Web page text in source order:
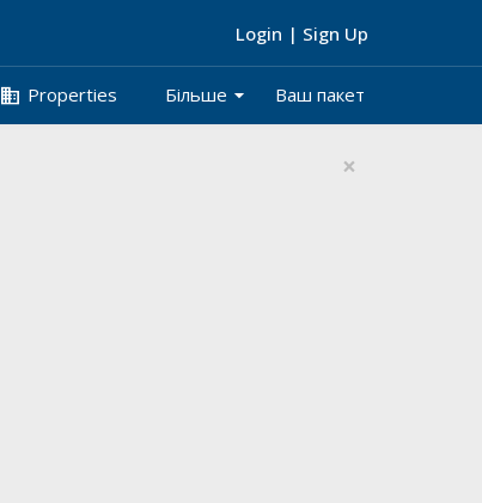
Login | Sign Up
business Properties arrow_drop_down
Більше Ваш пакет
×